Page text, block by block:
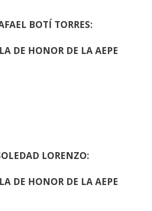
BOTÍ TORRES:
DE HONOR DE LA AEPE
LORENZO:
DE HONOR DE LA AEPE